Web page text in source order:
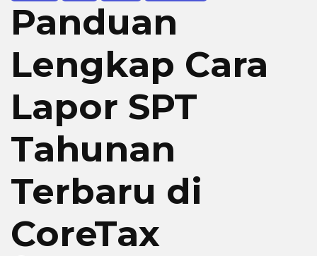
Panduan
Lengkap Cara
Lapor SPT
Tahunan
Terbaru di
CoreTax